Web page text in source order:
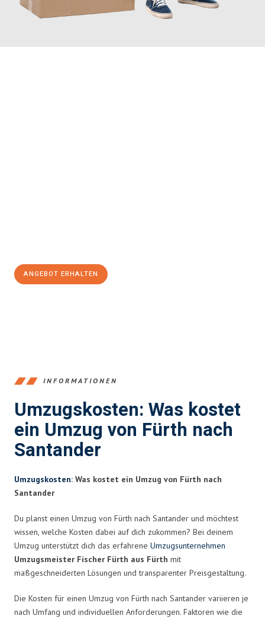
ANGEBOT ERHALTEN
INFORMATIONEN
Umzugskosten: Was kostet
ein Umzug von Fürth nach
Santander
Umzugskosten: Was kostet ein Umzug von Fürth nach
Santander
Du planst einen Umzug von Fürth nach Santander und möchtest
wissen, welche Kosten dabei auf dich zukommen? Bei deinem
Umzug unterstützt dich das erfahrene Umzugsunternehmen
Umzugsmeister Fischer Fürth aus Fürth mit
maßgeschneiderten Lösungen und transparenter Preisgestaltung.
Die Kosten für einen Umzug von Fürth nach Santander variieren je
nach Umfang und individuellen Anforderungen. Faktoren wie die